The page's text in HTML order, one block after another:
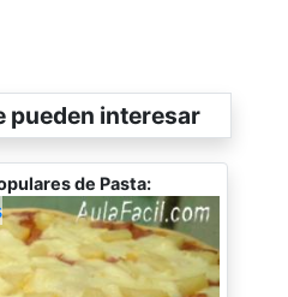
pueden interesar
de Pasta: